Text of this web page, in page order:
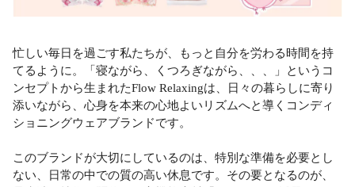
忙しい毎日を過ごす私たちが、もっと自分を労わる時間を持
てるように。「寝ながら、くつろぎながら、、、」というコ
ンセプトから生まれたFlow Relaxingは、日々の暮らしに寄り
添いながら、心身を本来の心地よいリズムへと導くコンディ
ショニングウェアブランドです。
このブランドが大切にしているのは、特別な準備を必要とし
ない、日常の中での質の高い休息です。その要となるのが、